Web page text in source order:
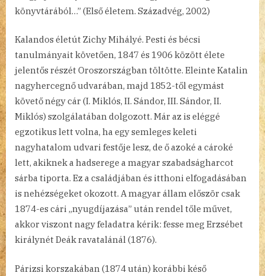
könyvtárából…” (Első életem. Századvég, 2002)
Kalandos életút Zichy Mihályé. Pesti és bécsi
tanulmányait követően, 1847 és 1906 között élete
jelentős részét Oroszországban töltötte. Eleinte Katalin
nagyhercegnő udvarában, majd 1852-től egymást
követő négy cár (I. Miklós, II. Sándor, III. Sándor, II.
Miklós) szolgálatában dolgozott. Már az is eléggé
egzotikus lett volna, ha egy semleges keleti
nagyhatalom udvari festője lesz, de ő azoké a cároké
lett, akiknek a hadserege a magyar szabadságharcot
sárba tiporta. Ez a családjában és itthoni elfogadásában
is nehézségeket okozott. A magyar állam először csak
1874-es cári „nyugdíjazása” után rendel tőle művet,
akkor viszont nagy feladatra kérik: fesse meg Erzsébet
királynét Deák ravatalánál (1876).
Párizsi korszakában (1874 után) korábbi késő